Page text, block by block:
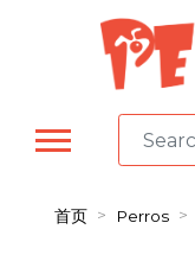
首页 Perros